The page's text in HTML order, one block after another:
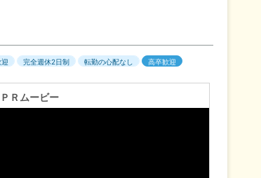
完全週休2日制 転勤の心配なし 高卒歓迎
ＰＲムービー